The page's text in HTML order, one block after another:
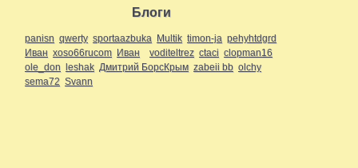
Блоги
panisn qwerty sportaazbuka Multik timon-ja pehyhtdgrd
Иван xoso66rucom Иван voditeltrez ctaci clopman16
ole_don leshak Дмитрий БорсКрым zabeii bb olchy
sema72 Svann